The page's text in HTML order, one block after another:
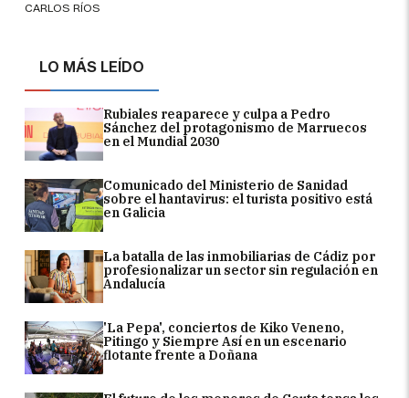
LO MÁS LEÍDO
Rubiales reaparece y culpa a Pedro
Sánchez del protagonismo de Marruecos
en el Mundial 2030
Comunicado del Ministerio de Sanidad
sobre el hantavirus: el turista positivo está
en Galicia
La batalla de las inmobiliarias de Cádiz por
profesionalizar un sector sin regulación en
Andalucía
'La Pepa', conciertos de Kiko Veneno,
Pitingo y Siempre Así en un escenario
flotante frente a Doñana
CARLOS RÍOS